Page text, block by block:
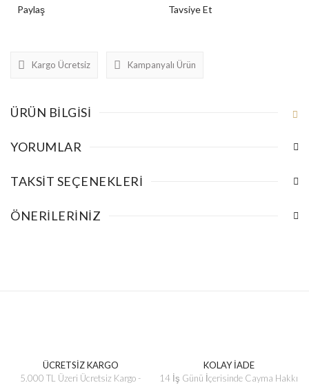
Paylaş Tavsiye Et
Kargo Ücretsiz Kampanyalı Ürün
ÜRÜN BILGISI
YORUMLAR
TAKSIT SEÇENEKLERI
ÖNERILERINIZ
ÜCRETSİZ KARGO
5.000 TL Üzeri Ücretsiz Kargo -
KOLAY İADE
14 İş Günü İçerisinde Cayma Hakkı